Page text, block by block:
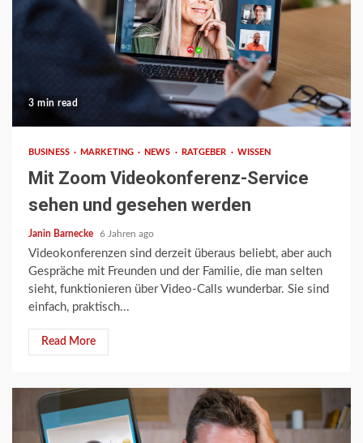
3 min read
BUSINESS MARKETING NEWS RATGEBER WISSEN
Mit Zoom Videokonferenz-Service
sehen und gesehen werden
Janin Barnecke 6 Jahren ago
Videokonferenzen sind derzeit überaus beliebt, aber auch
Gespräche mit Freunden und der Familie, die man selten
sieht, funktionieren über Video-Calls wunderbar. Sie sind
einfach, praktisch...
Read More